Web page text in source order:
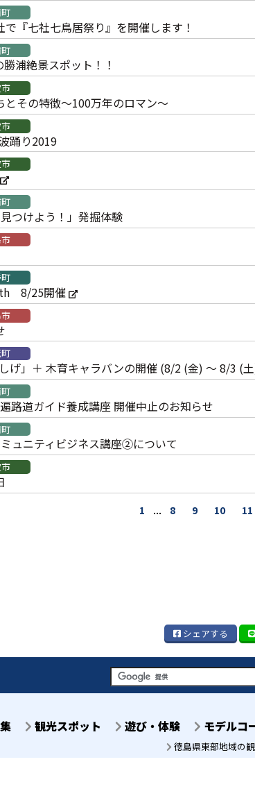
『七社七鳥居祭り』を開催します！
浦絶景スポット！！
とその特徴～100万年のロマン～
踊り2019
つけよう！」発掘体験
8/25開催
げ」＋ 木育キャラバンの開催 (8/2 (金) ～ 8/3 (
路道ガイド養成講座 開催中止のお知らせ
ュニティビジネス講座②について
1 ... 8 9 10 11
シェアする
観光スポット 遊び・体験 モデルコ
徳島県東部地域の